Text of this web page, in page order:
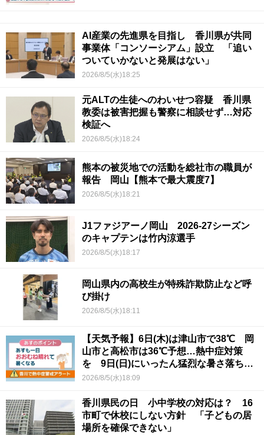
AI産業の先進県を目指し 香川県が共同
事業体「コンソーシアム」設立 「追い
ついていかないと発展はない」
2026/8/5(水)18:25
元ALTの生徒へのわいせつ容疑 香川県
教委は被害把握も警察に相談せず…対応
検証へ
2026/8/5(水)18:24
熊本の被災地での活動を総社市の職員が
報告 岡山【熊本で最大震度7】
2026/8/5(水)18:21
J1ファジアーノ岡山 2026-27シーズン
のキャプテンは竹内涼選手
2026/8/5(水)18:17
岡山県内の高校生が特殊詐欺防止など呼
び掛け
2026/8/5(水)18:11
【天気予報】6日(木)は津山市で38℃ 岡
山市と高松市は36℃予想…熱中症対策
を 9日(日)にいったん猛烈な暑さ落ち着
くか
2026/8/5(水)18:09
香川県民の日 小中学校の対応は？ 16
市町で休校にしない方針 「子どもの居
場所を確保できない」